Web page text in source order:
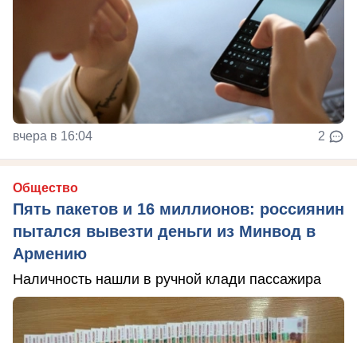
вчера в 16:04 2
Общество
Пять пакетов и 16 миллионов: россиянин
пытался вывезти деньги из Минвод в
Армению
Наличность нашли в ручной клади пассажира